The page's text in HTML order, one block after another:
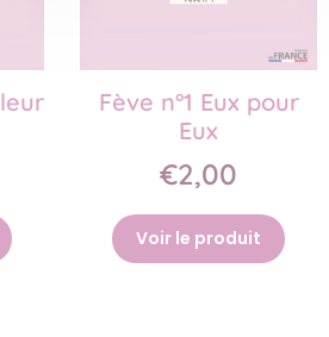
Fève n°1 Eux pour
Eux
€2,00
Voir le produit